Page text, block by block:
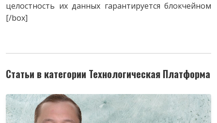
целостность их данных гарантируется блокчейном
[/box]
Статьи в категории Технологическая Платформа